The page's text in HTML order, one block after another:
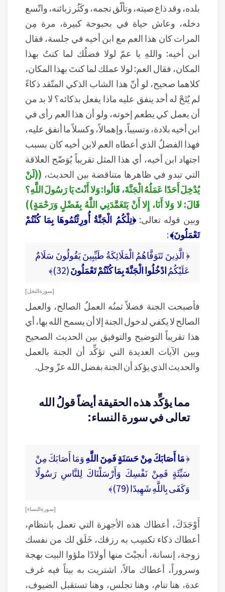
بلده، وقد ذاع صيته، وتألّق نجمه، وكَثُر زبائنه، واتّسع
دخله، وعاش حياة في بحبوحة كبيرة، مرة مِن
المرات كان هذا العم مع ابن أخيه في جلسة، فقال
ابن أخيه: واللهِ يا عمّ لولا فضلُك لما كنتُ بهذا
المكان، فقال العم: لولا عملك لما كنتَ بهذا المكان،
كلاهما صحيح، لو أنّ هذا الشاب الذكي المتّقد ذكاءً
لم يُتَحْ له أحد ينفق عليه ماذا يفعل بذكائه؟ لا بد من
أن يعمل كي يطعم إخوته، ولو أن هذا العم رأى في
ابن أخيه بلادة، وتسيباً، وإهمالاً، وكسلاً ما أنفق عليه،
فهذا الفضلُ الذي أعطاه العم لابن أخيه كان بسبب
اجتهاد ابن أخيه، أي هذا المثل تقريباً يُوَضّح العلاقة
التي تبدو في ظاهرها متناقضة بين الحديث، ((لَنْ
يُدْخِلَ أَحَدًا عَمَلُهُ الْجَنَّةَ، قَالُوا: وَلا أَنْتَ يَا رَسُولَ اللَّهِ؟
قَالَ: لا وَلا أَنَا، إِلا أَنْ يَتَغَمَّدَنِي اللَّهُ بِفَضْلٍ وَرَحْمَةٍ))
وبين قوله تعالى:﴿تِلْكُمُ الْجَنَّةُ أُورِثْتُمُوهَا بِمَا كُنْتُمْ
تَعْمَلُونَ﴾:
﴿ الَّذِينَ تَتَوَفَّاهُمُ الْمَلَائِكَةُ طَيِّبِينَ يَقُولُونَ سَلَامٌ
عَلَيْكُمُادْخُلُوا الْجَنَّةَ بِمَا كُنْتُمْ تَعْمَلُونَ(32)﴾
[ سورة النحل ]
فأصبحت الجنة فضلاً ثمنُه العملُ الصالح، والعمل
الصالح لا يكفي لدخول الجنة إلا أن يسمح الله بها، أي
هذا تقريباً التوضيح والتوفيق بين الحديث الصحيح
وبين الآيات العديدة التي تؤكِّد أن الجنة بالعمل
والحديث الذي يؤكد أن الجنة بفضل الله عزّ وجل.
مما يؤكِّد هذه الحقيقة أيضاً قولُ الله
تعالى في سورة النساء:
﴿مَا أَصَابَكَ مِنْ حَسَنَةٍ فَمِنَ اللَّهِوَمَا أَصَابَكَ مِنْ
سَيِّئَةٍ فَمِنْ نَفْسِكَ وَأَرْسَلْنَاكَ لِلنَّاسِ رَسُولًا
وَكَفَى بِاللَّهِ شَهِيدًا (79)﴾
[ سورة النساء ]
أَوْجَدَكَ، أعطاك هذه الأجهزة التي تعمل بانتظام،
أعطاك ذكاء تكسِب به رزقك، خَلَق لك من نفسك
زوجة، إنسانة، أنجبْتَ منها أولادًا ملؤوا البيت بهجة
وسروراً، أعطاك مالاً، اشتريت به بيتاً فيه غرف
عدة، هنا تنام، وهنا تجلس، وهنا تستقبل الضيوف،